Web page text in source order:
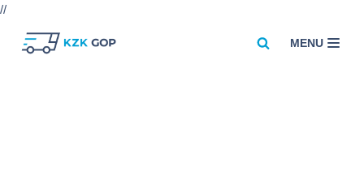
//
MENU